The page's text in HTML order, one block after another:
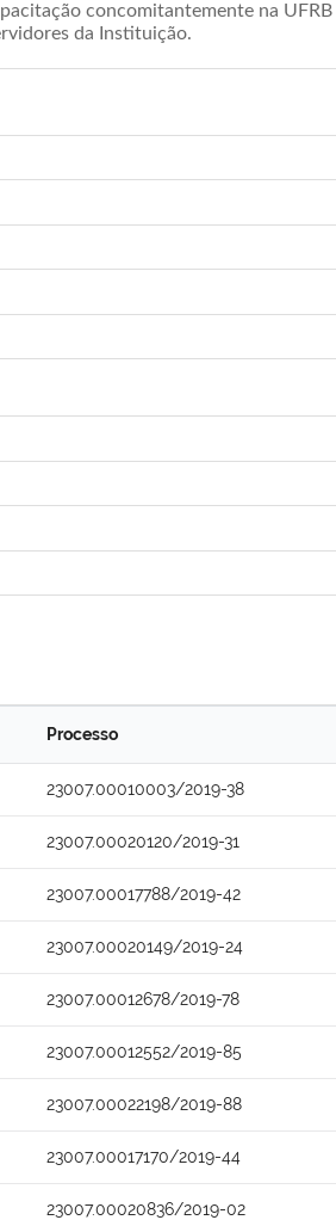
concomitantemente na
da Instituição.
Processo
23007.00010003/2019-38
23007.00020120/2019-31
23007.00017788/2019-42
23007.00020149/2019-24
23007.00012678/2019-78
23007.00012552/2019-85
23007.00022198/2019-88
23007.00017170/2019-44
23007.00020836/2019-02